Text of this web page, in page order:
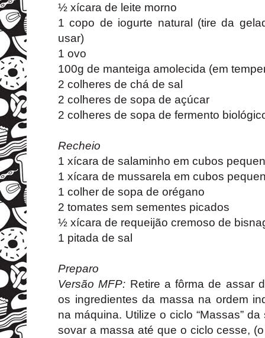
½ xícara de leite morno
1 copo de iogurte natural (tire da
usar)
1 ovo
100g de manteiga amolecida (em
2 colheres de chá de sal
2 colheres de sopa de açúcar
2 colheres de sopa de fermento
Recheio
1 xícara de salaminho em cubos
1 xícara de mussarela em cubos
1 colher de sopa de orégano
2 tomates sem sementes picados
½ xícara de requeijão cremoso de
1 pitada de sal
Preparo
Versão MFP: Retire a fôrma de assar
os ingredientes da massa na ordem
na máquina. Utilize o ciclo “Massas”
sovar a massa até que o ciclo cesse,